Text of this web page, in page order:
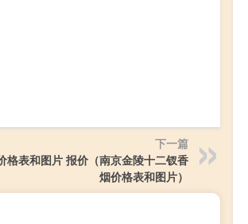
下一篇
格表和图片 报价（南京金陵十二钗香
烟价格表和图片）